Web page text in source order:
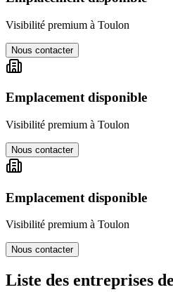
Visibilité premium à Toulon
Nous contacter
Emplacement disponible
Visibilité premium à Toulon
Nous contacter
Emplacement disponible
Visibilité premium à Toulon
Nous contacter
Liste des entreprises